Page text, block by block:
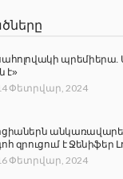
պրեմիերա.
է»
Փետրվար, 2024
զրուցում է Ջենիֆեր
Փետրվար, 2024